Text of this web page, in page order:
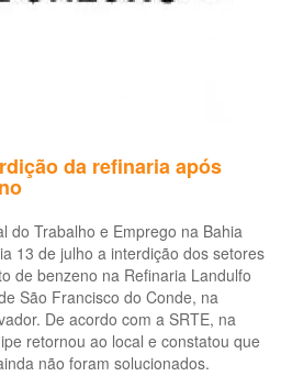
da refinaria após
do Trabalho e Emprego na Bahia
13 de julho a interdição dos setores
de benzeno na Refinaria Landulfo
São Francisco do Conde, na
De acordo com a SRTE, na
retornou ao local e constatou que
não foram solucionados.